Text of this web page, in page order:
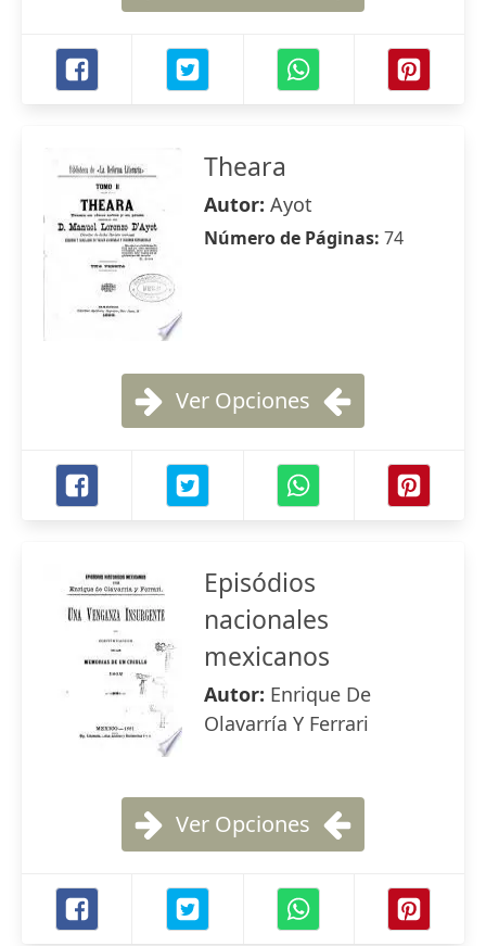
Theara
Autor: Ayot
Número de Páginas: 74
Ver Opciones
Episódios
nacionales
mexicanos
Autor: Enrique De
Olavarría Y Ferrari
Ver Opciones